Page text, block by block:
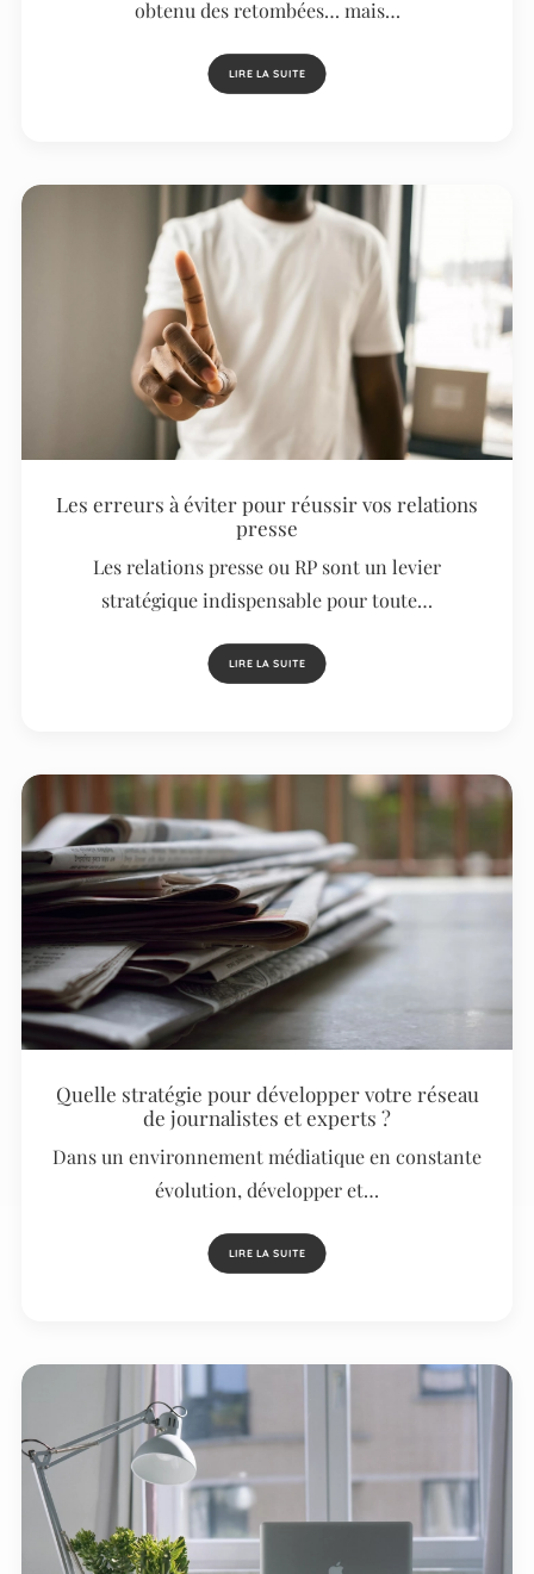
obtenu des retombées… mais…
LIRE LA SUITE
Les erreurs à éviter pour réussir vos relations
presse
Les relations presse ou RP sont un levier
stratégique indispensable pour toute…
LIRE LA SUITE
Quelle stratégie pour développer votre réseau
de journalistes et experts ?
Dans un environnement médiatique en constante
évolution, développer et…
LIRE LA SUITE